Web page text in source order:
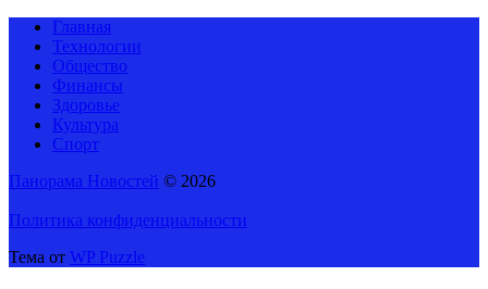
Главная
Технологии
Общество
Финансы
Здоровье
Культура
Спорт
Панорама Новостей © 2026
Политика конфиденциальности
Тема от WP Puzzle